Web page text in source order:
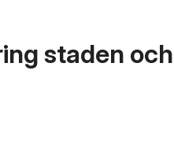
staden